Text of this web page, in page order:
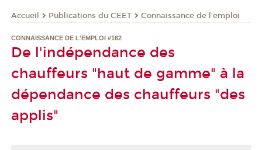
Accueil Publications du CEET Connaissance de l'emploi
CONNAISSANCE DE L'EMPLOI #162
De l'indépendance des
chauffeurs "haut de gamme" à la
dépendance des chauffeurs "des
applis"